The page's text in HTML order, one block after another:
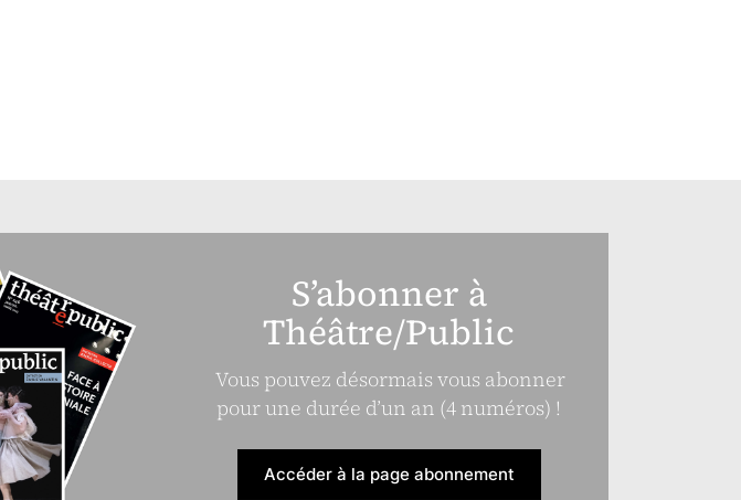
S’abonner à
Théâtre/Public
Vous pouvez désormais vous abonner
pour une durée d’un an (4 numéros) !
Accéder à la page abonnement